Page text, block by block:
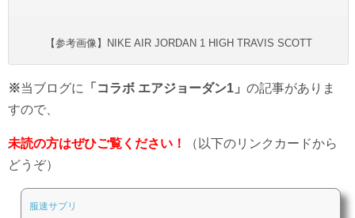
【参考画像】NIKE AIR JORDAN 1 HIGH TRAVIS SCOTT
※当ブログに 「コラボ エアジョーダン1」 の記事がありま
すので、
未読の方はぜひご覧ください！
（以下のリンクカードから
どうぞ）
服速サプリ